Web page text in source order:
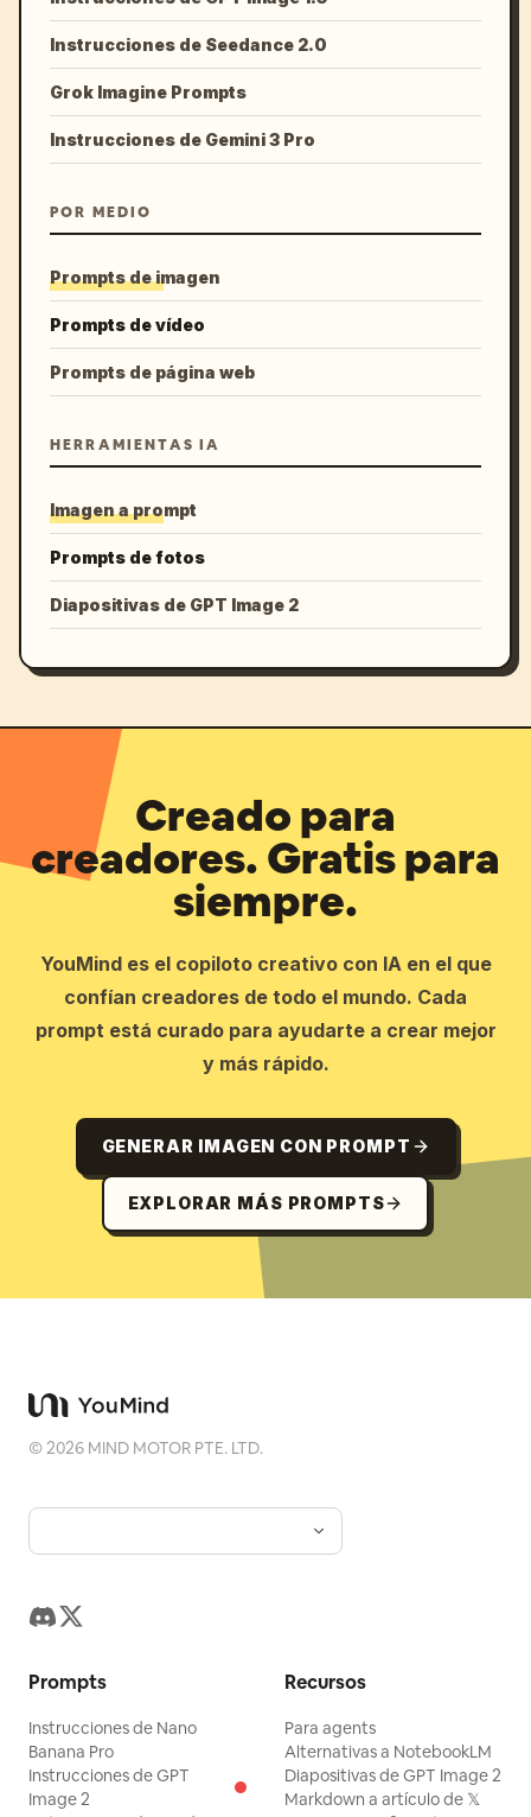
Instrucciones de Seedance 2.0
Grok Imagine Prompts
Instrucciones de Gemini 3 Pro
POR MEDIO
Prompts de imagen
Prompts de vídeo
Prompts de página web
HERRAMIENTAS IA
Imagen a prompt
Prompts de fotos
Diapositivas de GPT Image 2
Creado para
creadores. Gratis para
siempre.
YouMind es el copiloto creativo con IA en el que
confían creadores de todo el mundo. Cada
prompt está curado para ayudarte a crear mejor
y más rápido.
GENERAR IMAGEN CON PROMPT
EXPLORAR MÁS PROMPTS
©2026 MIND MOTOR PTE. LTD.
Prompts
Instrucciones de Nano
Banana Pro
Instrucciones de GPT
Image 2
Recursos
Para agents
Alternativas a NotebookLM
Diapositivas de GPT Image 2
Markdown a artículo de 𝕏